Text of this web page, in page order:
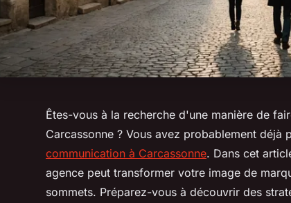
Êtes-vous à la recherche d'une manière de
Carcassonne ? Vous avez probablement déjà
communication à Carcassonne. Dans cet
agence peut transformer votre image de
sommets. Préparez-vous à découvrir des